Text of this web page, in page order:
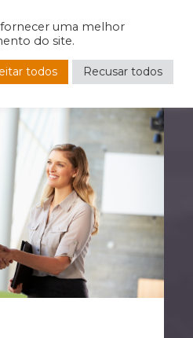
uma melhor
do site.
todos Recusar todos